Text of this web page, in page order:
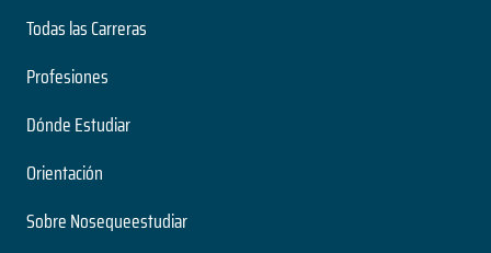
Todas las Carreras
Profesiones
Dónde Estudiar
Orientación
Sobre Nosequeestudiar